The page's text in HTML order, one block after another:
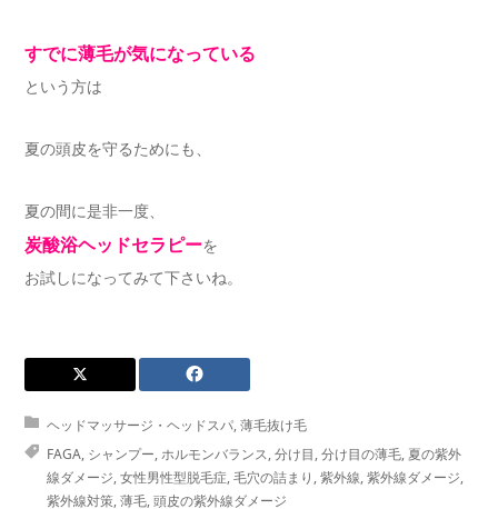
すでに薄毛が気になっている
という方は
夏の頭皮を守るためにも、
夏の間に是非一度、
炭酸浴ヘッドセラピーを
お試しになってみて下さいね。
ヘッドマッサージ・ヘッドスパ,薄毛抜け毛
FAGA, シャンプー,ホルモンバランス,分け目,分け目の薄毛, 夏の紫外
線ダメージ,女性男性型脱毛症,毛穴の詰まり ,紫外線,紫外線ダメージ,
紫外線対策,薄毛,頭皮の紫外線ダメージ